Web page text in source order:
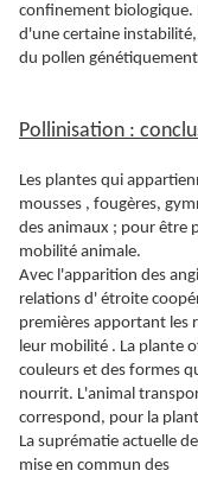
confinement biologique.
d'une certaine
du pollen
Pollinisation :
Les plantes qui
mousses , fougères,
des animaux ; pour être
mobilité animale.
Avec l'apparition des
relations d' étroite
premières apportant les
leur mobilité . La plante
couleurs et des formes
nourrit. L'animal
correspond, pour la
La suprématie actuelle
mise en commun des